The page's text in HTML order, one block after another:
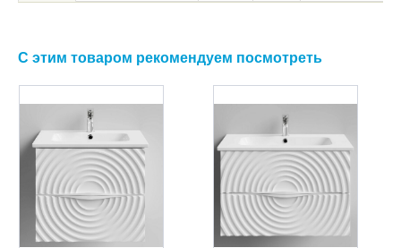
С этим товаром рекомендуем посмотреть